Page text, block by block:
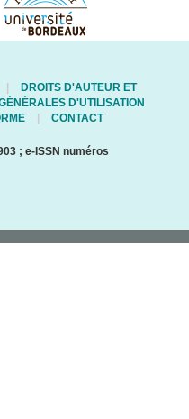
DROITS D'AUTEUR ET
D'UTILISATION
CONTACT
; e-ISSN numéros